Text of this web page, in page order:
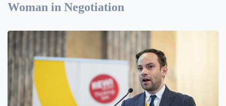
Woman in Negotiation